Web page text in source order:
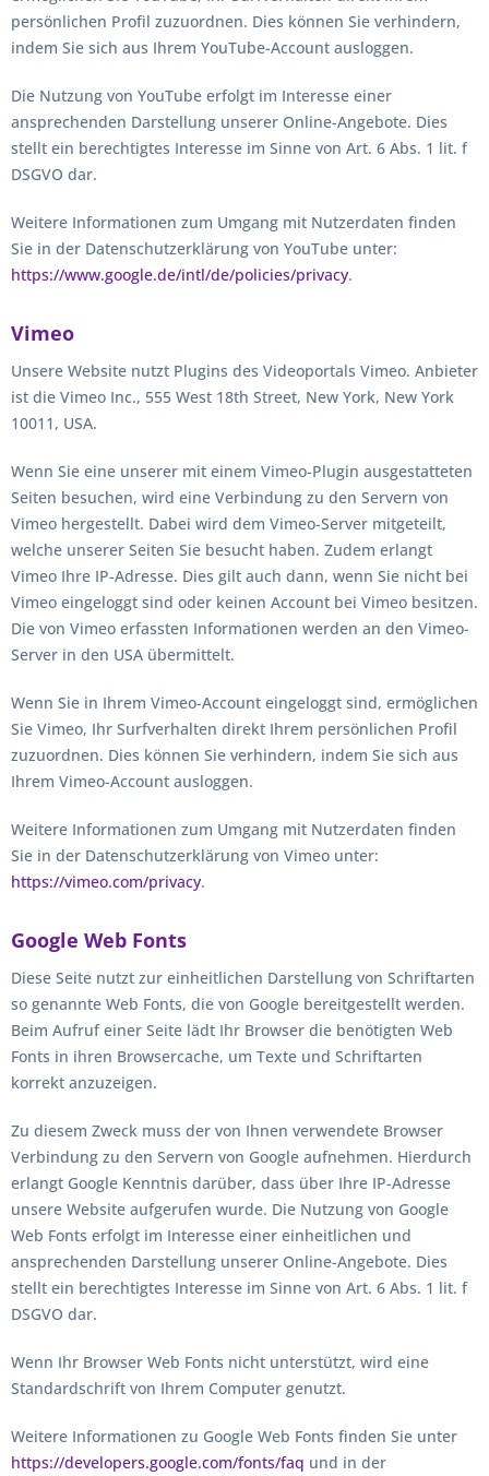
persönlichen Profil zuzuordnen. Dies können Sie verhindern,
indem Sie sich aus Ihrem YouTube-Account ausloggen.
Die Nutzung von YouTube erfolgt im Interesse einer
ansprechenden Darstellung unserer Online-Angebote. Dies
stellt ein berechtigtes Interesse im Sinne von Art. 6 Abs. 1 lit. f
DSGVO dar.
Weitere Informationen zum Umgang mit Nutzerdaten finden
Sie in der Datenschutzerklärung von YouTube unter:
https://www.google.de/intl/de/policies/privacy.
Vimeo
Unsere Website nutzt Plugins des Videoportals Vimeo. Anbieter
ist die Vimeo Inc., 555 West 18th Street, New York, New York
10011, USA.
Wenn Sie eine unserer mit einem Vimeo-Plugin ausgestatteten
Seiten besuchen, wird eine Verbindung zu den Servern von
Vimeo hergestellt. Dabei wird dem Vimeo-Server mitgeteilt,
welche unserer Seiten Sie besucht haben. Zudem erlangt
Vimeo Ihre IP-Adresse. Dies gilt auch dann, wenn Sie nicht bei
Vimeo eingeloggt sind oder keinen Account bei Vimeo besitzen.
Die von Vimeo erfassten Informationen werden an den Vimeo-
Server in den USA übermittelt.
Wenn Sie in Ihrem Vimeo-Account eingeloggt sind, ermöglichen
Sie Vimeo, Ihr Surfverhalten direkt Ihrem persönlichen Profil
zuzuordnen. Dies können Sie verhindern, indem Sie sich aus
Ihrem Vimeo-Account ausloggen.
Weitere Informationen zum Umgang mit Nutzerdaten finden
Sie in der Datenschutzerklärung von Vimeo unter:
https://vimeo.com/privacy.
Google Web Fonts
Diese Seite nutzt zur einheitlichen Darstellung von Schriftarten
so genannte Web Fonts, die von Google bereitgestellt werden.
Beim Aufruf einer Seite lädt Ihr Browser die benötigten Web
Fonts in ihren Browsercache, um Texte und Schriftarten
korrekt anzuzeigen.
Zu diesem Zweck muss der von Ihnen verwendete Browser
Verbindung zu den Servern von Google aufnehmen. Hierdurch
erlangt Google Kenntnis darüber, dass über Ihre IP-Adresse
unsere Website aufgerufen wurde. Die Nutzung von Google
Web Fonts erfolgt im Interesse einer einheitlichen und
ansprechenden Darstellung unserer Online-Angebote. Dies
stellt ein berechtigtes Interesse im Sinne von Art. 6 Abs. 1 lit. f
DSGVO dar.
Wenn Ihr Browser Web Fonts nicht unterstützt, wird eine
Standardschrift von Ihrem Computer genutzt.
Weitere Informationen zu Google Web Fonts finden Sie unter
https://developers.google.com/fonts/faq und in der